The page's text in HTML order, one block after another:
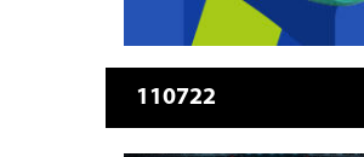
110722